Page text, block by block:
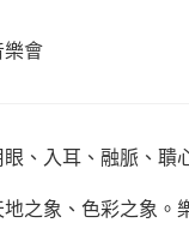
樂會
、入耳、融脈、聵
地之象、色彩之象。